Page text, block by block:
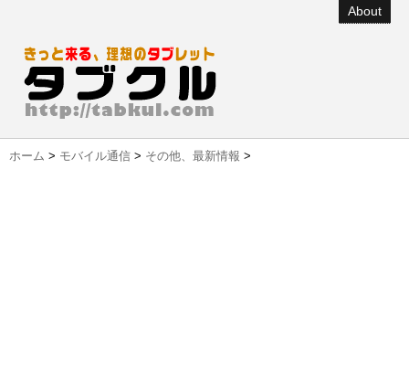
About
ホーム > モバイル通信 > その他、最新情報 >